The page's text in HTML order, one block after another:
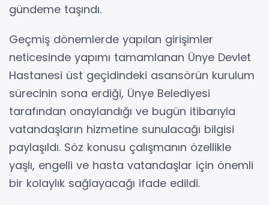
gündeme taşındı.
Geçmiş dönemlerde yapılan girişimler
neticesinde yapımı tamamlanan Ünye Devlet
Hastanesi üst geçidindeki asansörün kurulum
sürecinin sona erdiği, Ünye Belediyesi
tarafından onaylandığı ve bugün itibarıyla
vatandaşların hizmetine sunulacağı bilgisi
paylaşıldı. Söz konusu çalışmanın özellikle
yaşlı, engelli ve hasta vatandaşlar için önemli
bir kolaylık sağlayacağı ifade edildi.